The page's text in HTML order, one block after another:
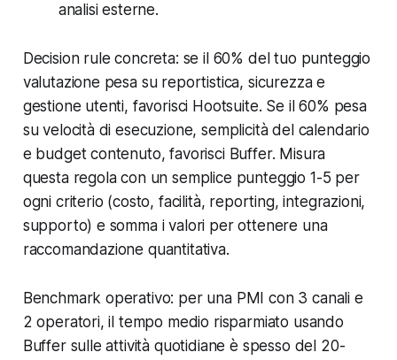
analisi esterne.
Decision rule concreta: se il 60% del tuo punteggio
valutazione pesa su reportistica, sicurezza e
gestione utenti, favorisci Hootsuite. Se il 60% pesa
su velocità di esecuzione, semplicità del calendario
e budget contenuto, favorisci Buffer. Misura
questa regola con un semplice punteggio 1-5 per
ogni criterio (costo, facilità, reporting, integrazioni,
supporto) e somma i valori per ottenere una
raccomandazione quantitativa.
Benchmark operativo: per una PMI con 3 canali e
2 operatori, il tempo medio risparmiato usando
Buffer sulle attività quotidiane è spesso del 20-